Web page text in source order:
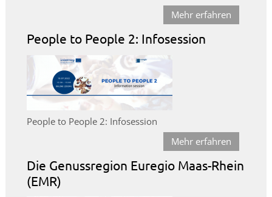
Mehr erfahren
People to People 2: Infosession
People to People 2: Infosession
Mehr erfahren
Die Genussregion Euregio Maas-Rhein
(EMR)